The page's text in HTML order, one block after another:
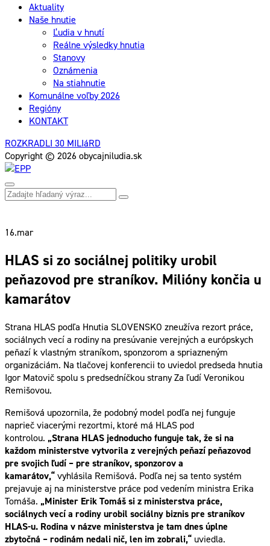
Aktuality
Naše hnutie
Ľudia v hnutí
Reálne výsledky hnutia
Stanovy
Oznámenia
Na stiahnutie
Komunálne voľby 2026
Regióny
KONTAKT
ROZKRADLI 30 MILIáRD
Copyright © 2026 obycajniludia.sk
16.mar
HLAS si zo sociálnej politiky urobil
peňazovod pre straníkov. Milióny končia u
kamarátov
Strana HLAS podľa Hnutia SLOVENSKO zneužíva rezort práce,
sociálnych vecí a rodiny na presúvanie verejných a európskych
peňazí k vlastným straníkom, sponzorom a spriazneným
organizáciám. Na tlačovej konferencii to uviedol predseda hnutia
Igor Matovič spolu s predsedníčkou strany Za ľudí Veronikou
Remišovou.
Remišová upozornila, že podobný model podľa nej funguje
naprieč viacerými rezortmi, ktoré má HLAS pod
kontrolou. „Strana HLAS jednoducho funguje tak, že si na
každom ministerstve vytvorila z verejných peňazí peňazovod
pre svojich ľudí – pre straníkov, sponzorov a
kamarátov,“vyhlásila Remišová. Podľa nej sa tento systém
prejavuje aj na ministerstve práce pod vedením ministra Erika
Tomáša. „Minister Erik Tomáš si z ministerstva práce,
sociálnych vecí a rodiny urobil sociálny biznis pre straníkov
HLAS-u. Rodina v názve ministerstva je tam dnes úplne
zbytočná – rodinám nedali nič, len im zobrali,“ uviedla.